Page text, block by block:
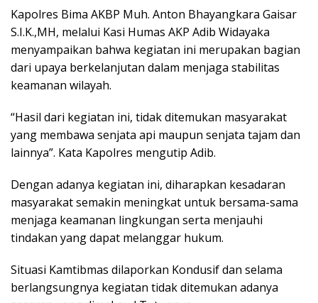
Kapolres Bima AKBP Muh. Anton Bhayangkara Gaisar
S.I.K.,MH, melalui Kasi Humas AKP Adib Widayaka
menyampaikan bahwa kegiatan ini merupakan bagian
dari upaya berkelanjutan dalam menjaga stabilitas
keamanan wilayah.
“Hasil dari kegiatan ini, tidak ditemukan masyarakat
yang membawa senjata api maupun senjata tajam dan
lainnya”. Kata Kapolres mengutip Adib.
Dengan adanya kegiatan ini, diharapkan kesadaran
masyarakat semakin meningkat untuk bersama-sama
menjaga keamanan lingkungan serta menjauhi
tindakan yang dapat melanggar hukum.
Situasi Kamtibmas dilaporkan Kondusif dan selama
berlangsungnya kegiatan tidak ditemukan adanya